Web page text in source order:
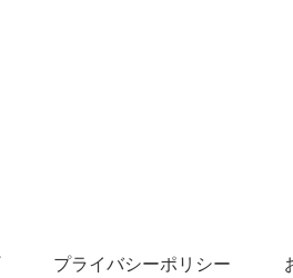
プライバシーポリシー